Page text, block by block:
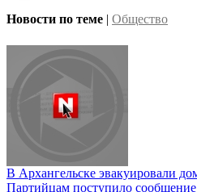
Новости по теме | Общество
В Архангельске эвакуировали
Партийцам поступило